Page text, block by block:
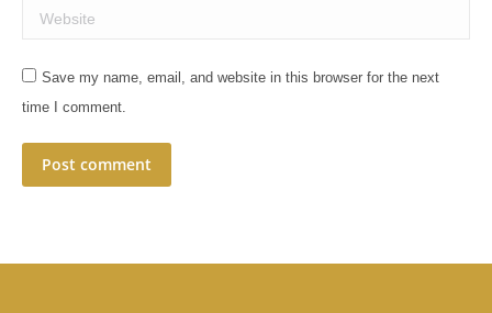
Website
Save my name, email, and website in this browser for the next
time I comment.
Post comment